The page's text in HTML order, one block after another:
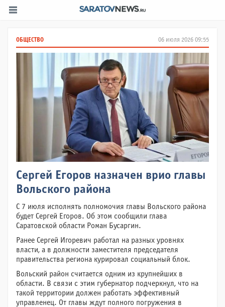
06 июля 2026 09:55
ОБЩЕСТВО
Сергей Егоров назначен врио главы
Вольского района
С 7 июля исполнять полномочия главы Вольского района
будет Сергей Егоров. Об этом сообщили глава
Саратовской области Роман Бусаргин.
Ранее Сергей Игоревич работал на разных уровнях
власти, а в должности заместителя председателя
правительства региона курировал социальный блок.
Вольский район считается одним из крупнейших в
области. В связи с этим губернатор подчеркнул, что на
такой территории должен работать эффективный
управленец. От главы ждут полного погружения в